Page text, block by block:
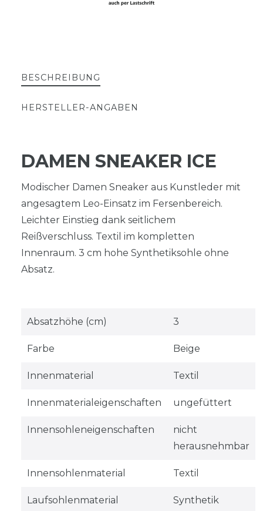
BESCHREIBUNG
HERSTELLER-ANGABEN
DAMEN SNEAKER ICE
Modischer Damen Sneaker aus Kunstleder mit
angesagtem Leo-Einsatz im Fersenbereich.
Leichter Einstieg dank seitlichem
Reißverschluss. Textil im kompletten
Innenraum. 3 cm hohe Synthetiksohle ohne
Absatz.
Absatzhöhe (cm) 3
Farbe Beige
Innenmaterial Textil
Innenmaterialeigenschaften ungefüttert
Innensohleneigenschaften
nicht
herausnehmbar
Innensohlenmaterial Textil
Laufsohlenmaterial Synthetik